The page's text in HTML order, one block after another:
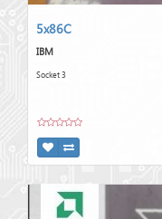
5x86C
IBM
Socket 3